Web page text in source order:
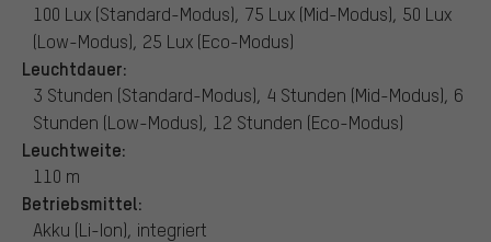
100 Lux (Standard-Modus), 75 Lux (Mid-Modus), 50 Lux
(Low-Modus), 25 Lux (Eco-Modus)
Leuchtdauer:
3 Stunden (Standard-Modus), 4 Stunden (Mid-Modus), 6
Stunden (Low-Modus), 12 Stunden (Eco-Modus)
Leuchtweite:
110 m
Betriebsmittel:
Akku (Li-Ion), integriert